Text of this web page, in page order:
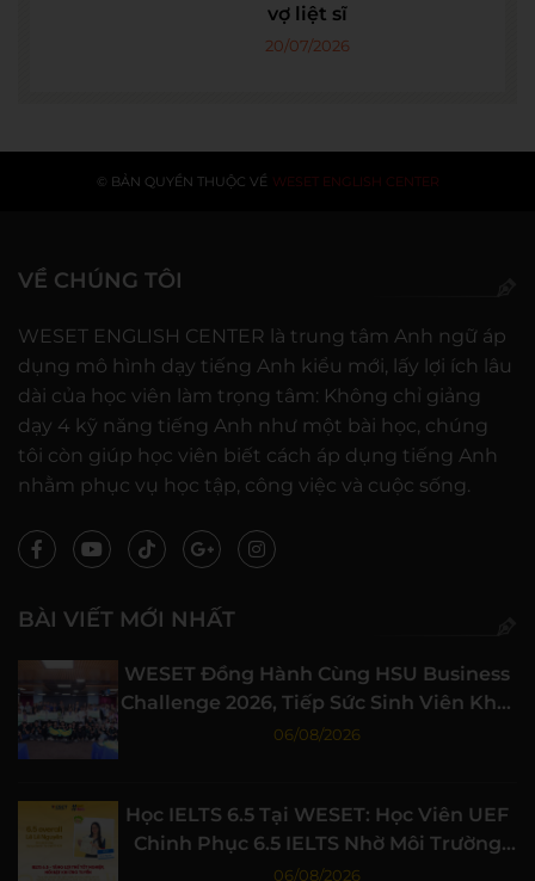
vợ liệt sĩ
20/07/2026
© BẢN QUYỀN THUỘC VỀ WESET ENGLISH CENTER
VỀ CHÚNG TÔI
WESET ENGLISH CENTER là trung tâm Anh ngữ áp
dụng mô hình dạy tiếng Anh kiểu mới, lấy lợi ích lâu
dài của học viên làm trọng tâm: Không chỉ giảng
dạy 4 kỹ năng tiếng Anh như một bài học, chúng
tôi còn giúp học viên biết cách áp dụng tiếng Anh
nhằm phục vụ học tập, công việc và cuộc sống.
BÀI VIẾT MỚI NHẤT
WESET Đồng Hành Cùng HSU Business
Challenge 2026, Tiếp Sức Sinh Viên Khởi
Nghiệp
06/08/2026
Học IELTS 6.5 Tại WESET: Học Viên UEF
Chinh Phục 6.5 IELTS Nhờ Môi Trường
Học Tập Chất Lượng
06/08/2026